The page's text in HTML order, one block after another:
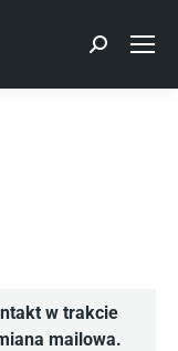
Szukaj:
w trakcie
mailowa.